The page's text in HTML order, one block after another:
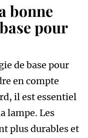
bonne
pour
de base pour
en compte
il est essentiel
lampe. Les
plus durables et